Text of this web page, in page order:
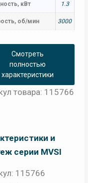
кВт 1.3
об/мин 3000
Смотреть
полностью
характеристики
товара: 115766
и
серии MVSI
115766